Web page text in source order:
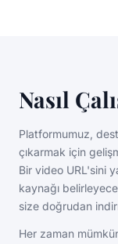
Nasıl
Platformumuz,
çıkarmak için
Bir video URL'sini
kaynağı
size doğrudan
Her zaman